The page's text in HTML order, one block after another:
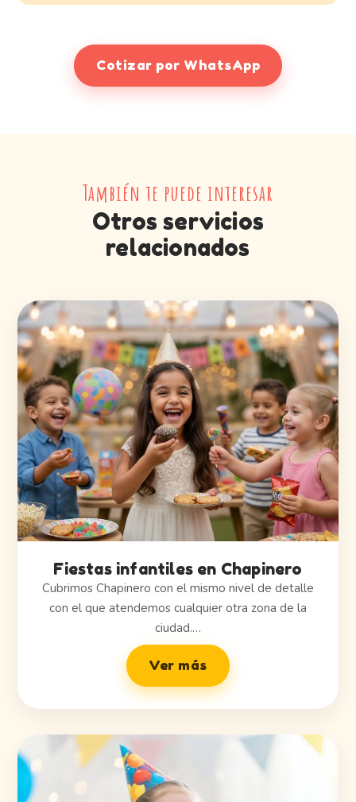
Cotizar por WhatsApp
También te puede interesar
Otros servicios
relacionados
Fiestas infantiles en Chapinero
Cubrimos Chapinero con el mismo nivel de detalle
con el que atendemos cualquier otra zona de la
ciudad.…
Ver más